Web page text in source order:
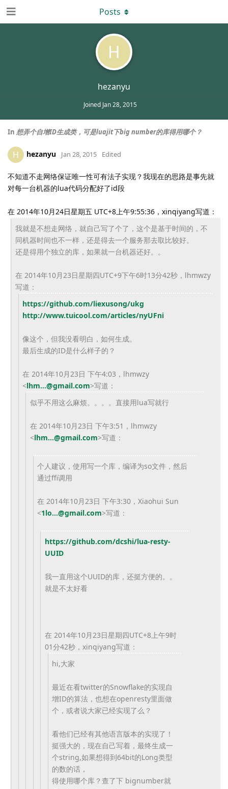
H
hezanyu
Joined Jan 28, 2015
Posts
In 想弄个自增ID生成类，可是luajit下big number的库得用哪个？
H hezanyu Jan 28, 2015 Edited
不知道不走网络保证唯一性可有法子实现？我现在的思路是事先就
对每一台机器的lua代码分配好了id段
在 2014年10月24日星期五 UTC+8上午9:55:36，xinqiyang写道：
我就是不想走网络，就自己写了个了，这个是基于时间的， 不
同机器时间也不一样，还是得去一个服务那去取比较好。
还是得用个独立的库，如果就一台机器还好。。
在 2014年10月23日星期四UTC+9下午6时13分42秒， lhmwzy
写道：
https://github.com/liexusong/ukg
http://www.tuicool.com/articles/nyUFni
像这个，但我没看明白，如何生成。
最后生成的ID是什么样子的？
在 2014年10月23日 下午4:03，lhmwzy
<lhm...@gmail.com>写道：
似乎不用这么麻烦。。。。直接用lua写就行
在 2014年10月23日 下午3:51，lhmwzy
<lhm...@gmail.com>写道：
个人建议，使用写一个库，编译为so文件，然后
通过ffi调用
在 2014年10月23日 下午3:30，Xiaohui Sun
<1lo...@gmail.com>写道：
https://github.com/dcshi/lua-resty-
UUID
我一直用这个UUID的库，还挺方便的。。
就是不太好看
在 2014年10月23日星期四UTC+8上午9时
01分42秒， xinqiyang写道：
hi,大家
最近在看twitter的Snowflake的实现自
增ID的算法，也想在openresty里面做
个， 或者说大家已经实现了么 ？
看他们已经有其他语言版本的实现了！
挺强大的，现在自己写着， 最终生成一
个string,如果想得到64bit的Long类型
的数的话，
得使用哪个库？查了下 bignumber就